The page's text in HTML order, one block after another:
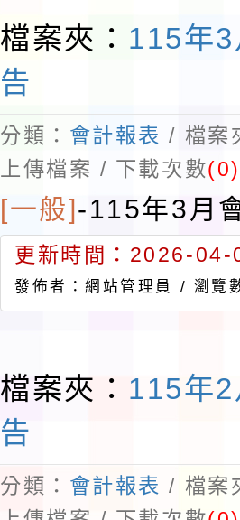
檔案夾： 115年
告
分類： 會計報表 / 檔案
上傳檔案 / 下載次數(0)
[一般]-115年3月
更新時間：2026-
發佈者：網站管理員 / 瀏覽
檔案夾： 115年
告
分類： 會計報表 / 檔案